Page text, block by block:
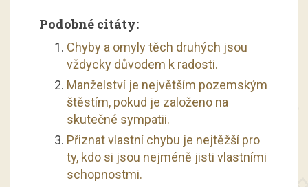
Podobné citáty:
Chyby a omyly těch druhých jsou
vždycky důvodem k radosti.
Manželství je největším pozemským
štěstím, pokud je založeno na
skutečné sympatii.
Přiznat vlastní chybu je nejtěžší pro
ty, kdo si jsou nejméně jisti vlastními
schopnostmi.